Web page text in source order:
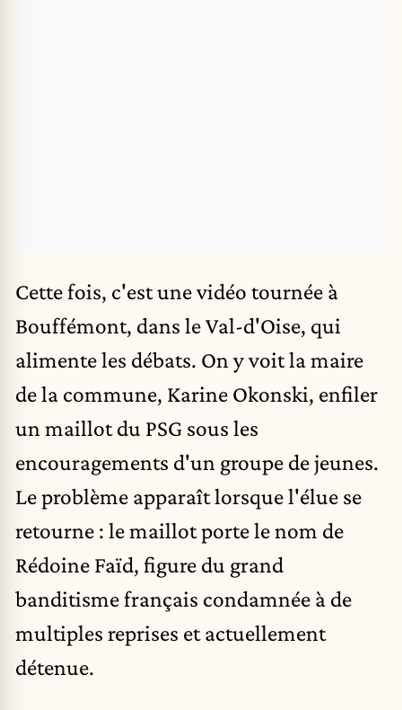
Cette fois, c'est une vidéo tournée à
Bouffémont, dans le Val-d'Oise, qui
alimente les débats. On y voit la maire
de la commune, Karine Okonski, enfiler
un maillot du PSG sous les
encouragements d'un groupe de jeunes.
Le problème apparaît lorsque l'élue se
retourne : le maillot porte le nom de
Rédoine Faïd, figure du grand
banditisme français condamnée à de
multiples reprises et actuellement
détenue.